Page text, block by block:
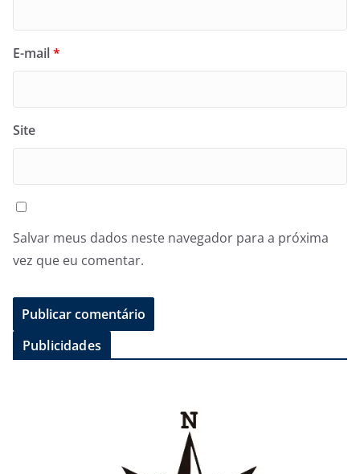
E-mail*
Site
Salvar meus dados neste navegador para a próxima
vez que eu comentar.
Publicidades